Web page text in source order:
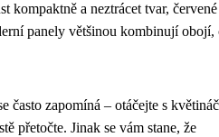
kompaktně a neztrácet tvar, červené
panely většinou kombinují obojí,
často zapomíná – otáčejte s
přetočte. Jinak se vám stane, že